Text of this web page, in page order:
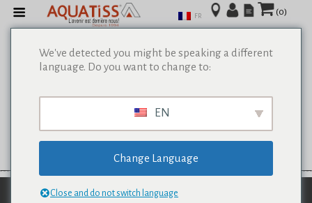
(0)
FR
We've detected you might be speaking a different
language. Do you want to change to:
EN
Change Language
Close and do not switch language
Catalogues